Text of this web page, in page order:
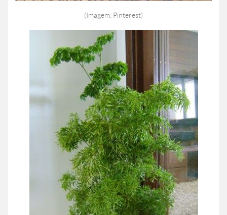
(Imagem: Pinterest)